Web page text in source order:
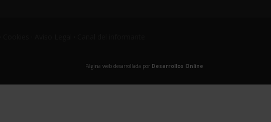
Página web desarrollada por Desarrollos Online